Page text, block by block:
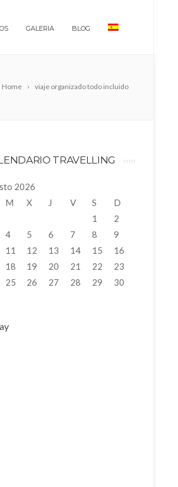
GALERIA BLOG
Home viaje organizado todo incluido
TRAVELLING
2026
M X J V S
D
1
2
4 5 6 7 8
9
11 12 13 14 15
16
18 19 20 21 22
23
25 26 27 28 29
30